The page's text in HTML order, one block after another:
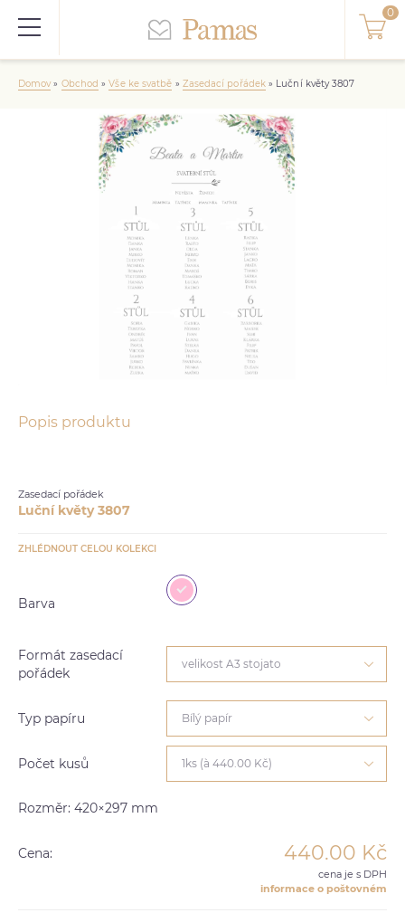
Domov» Obchod »Vše ke svatbě » Zasedací pořádek» Luční květy 3807
Popis produktu
Zasedací pořádek
Luční květy 3807
ZHLÉDNOUT CELOU KOLEKCI
Barva
Formát zasedací
pořádek
velikost A3 stojato
Typ papíru Bílý papír
Počet kusů 1ks (à 440.00 Kč)
Rozměr: 420×297 mm
Cena: 440.00 Kč
cena je s DPH
informace o poštovném